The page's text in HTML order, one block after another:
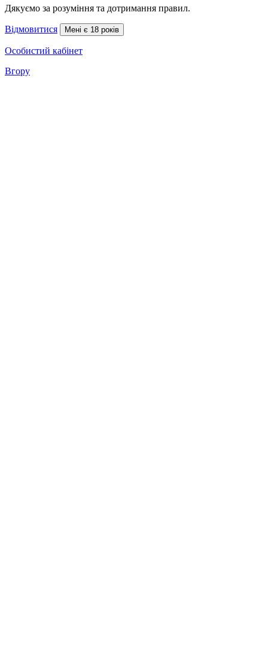
Дякуємо за розуміння та дотримання правил.
Відмовитися Мені є 18 років
Особистий кабінет
Вгору